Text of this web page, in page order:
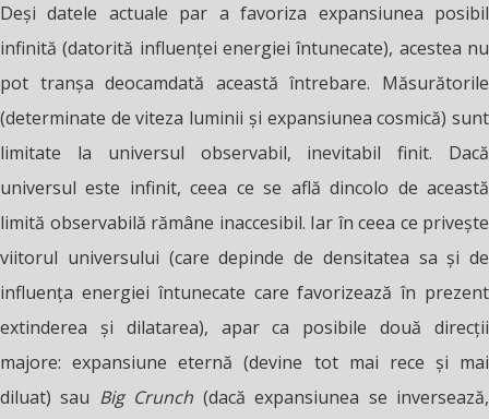
Deși datele actuale par a favoriza expansiunea posibil
infinită (datorită influenței energiei întunecate), acestea nu
pot tranșa deocamdată această întrebare. Măsurătorile
(determinate de viteza luminii și expansiunea cosmică) sunt
limitate la universul observabil, inevitabil finit. Dacă
universul este infinit, ceea ce se află dincolo de această
limită observabilă rămâne inaccesibil. Iar în ceea ce privește
viitorul universului (care depinde de densitatea sa și de
influența energiei întunecate care favorizează în prezent
extinderea și dilatarea), apar ca posibile două direcții
majore: expansiune eternă (devine tot mai rece și mai
diluat) sau Big Crunch (dacă expansiunea se inversează,